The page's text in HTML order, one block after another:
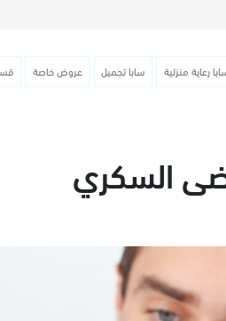
رعاية منزلية سابا تجميل عروض خاصة
السكري